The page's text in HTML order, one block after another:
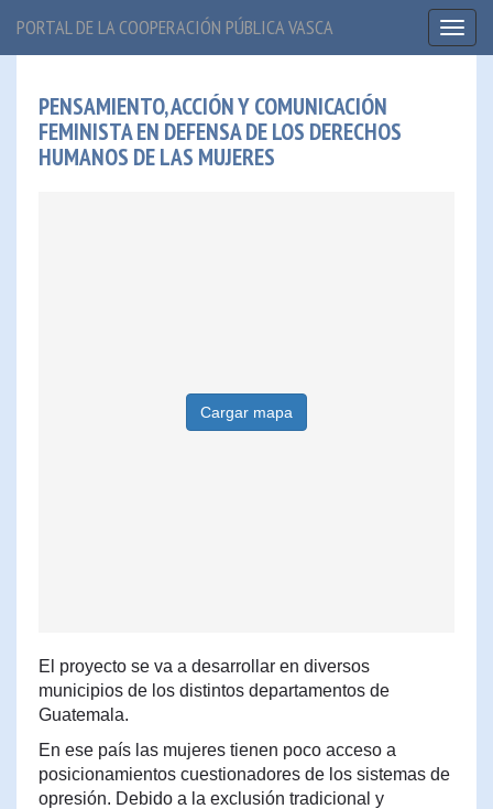
PORTAL DE LA COOPERACIÓN PÚBLICA VASCA
PENSAMIENTO, ACCIÓN Y COMUNICACIÓN
FEMINISTA EN DEFENSA DE LOS DERECHOS
HUMANOS DE LAS MUJERES
Cargar mapa
El proyecto se va a desarrollar en diversos
municipios de los distintos departamentos de
Guatemala.
En ese país las mujeres tienen poco acceso a
posicionamientos cuestionadores de los sistemas de
opresión. Debido a la exclusión tradicional y